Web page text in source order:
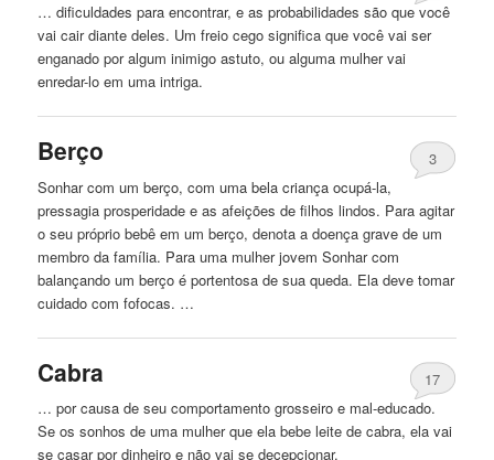
… dificuldades para encontrar, e as probabilidades são que você
vai cair diante deles. Um freiocego significa que você vai ser
enganado por algum inimigo astuto, ou alguma mulher vai
enredar-lo em uma intriga.
Berço
3
Sonhar com um berço, com uma bela criança ocupá-la,
pressagia prosperidade e as afeições de filhos lindos. Para agitar
o seu próprio bebê em um berço, denota a doença grave de um
membro da família. Para uma mulher jovem Sonhar com
balançando um berço é portentosa de sua queda. Ela deve tomar
cuidado com fofocas. …
Cabra
17
… por causa de seu comportamento grosseiro e mal-educado.
Se os sonhos de uma mulher que elabebe leite de cabra, ela vai
se casar por dinheiro e não vai se decepcionar.